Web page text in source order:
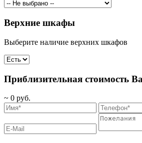
Верхние шкафы
Выберите наличие верхних шкафов
Приблизительная стоимость
~ 0 руб.